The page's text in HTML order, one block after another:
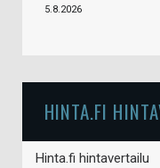
5.8.2026
HINTA.FI
Hinta.fi hintavertailu